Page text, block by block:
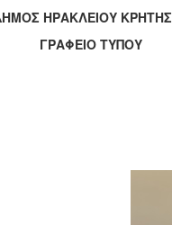
ΗΡΑΚΛΕΙΟΥ ΚΡΗΤΗΣ
ΓΡΑΦΕΙΟ ΤΥΠΟΥ